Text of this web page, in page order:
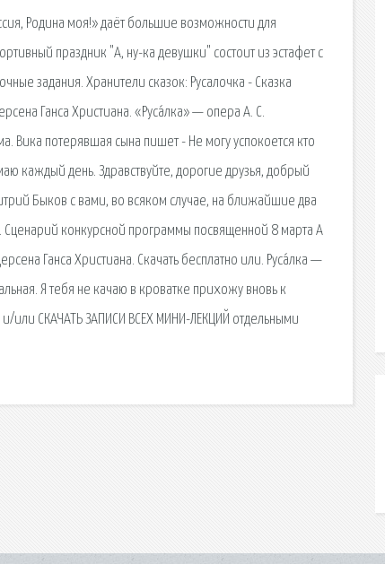
Родина моя!» даёт большие возможности для
праздник "А, ну-ка девушки" состоит из эстафет с
задания. Хранители сказок: Русалочка - Сказка
Ганса Христиана. «Руса́лка» — опера А. С.
потерявшая сына пишет - Не могу успокоется кто
каждый день. Здравствуйте, дорогие друзья, добрый
Быков с вами, во всяком случае, на ближайшие два
конкурсной программы посвященной 8 марта А
Ганса Христиана. Скачать бесплатно или. Руса́лка —
Я тебя не качаю в кроватке прихожу вновь к
или СКАЧАТЬ ЗАПИСИ ВСЕХ МИНИ-ЛЕКЦИЙ отдельными